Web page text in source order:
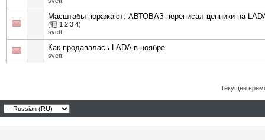
Масштабы поражают: АВТОВАЗ переписал ценники на
( 1 2 3 4)
svett
Как продавалась LADA в ноябре
svett
Текущее